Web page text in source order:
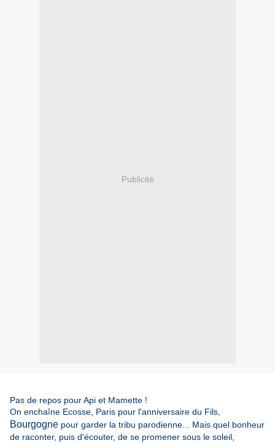
Publicité
Pas de repos pour Api et Mamette !
On enchaîne Ecosse, Paris pour l'anniversaire du Fils,
Bourgogne pour garder la tribu parodienne... Mais quel bonheur
de raconter, puis d'écouter, de se promener sous le soleil,